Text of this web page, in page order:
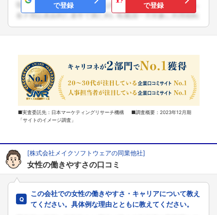
で登録
で登録
■実査委託先：日本マーケティングリサーチ機構 ■調査概要：2023年12月期
「サイトのイメージ調査」
[株式会社メイクソフトウェアの同業他社]
女性の働きやすさの口コミ
この会社での女性の働きやすさ・キャリアについて教え
てください。具体例な理由とともに教えてください。